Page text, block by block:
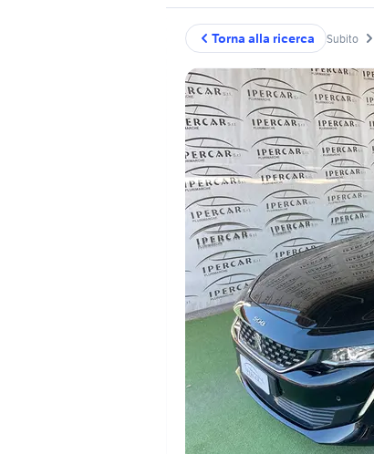
Torna alla ricerca Subito